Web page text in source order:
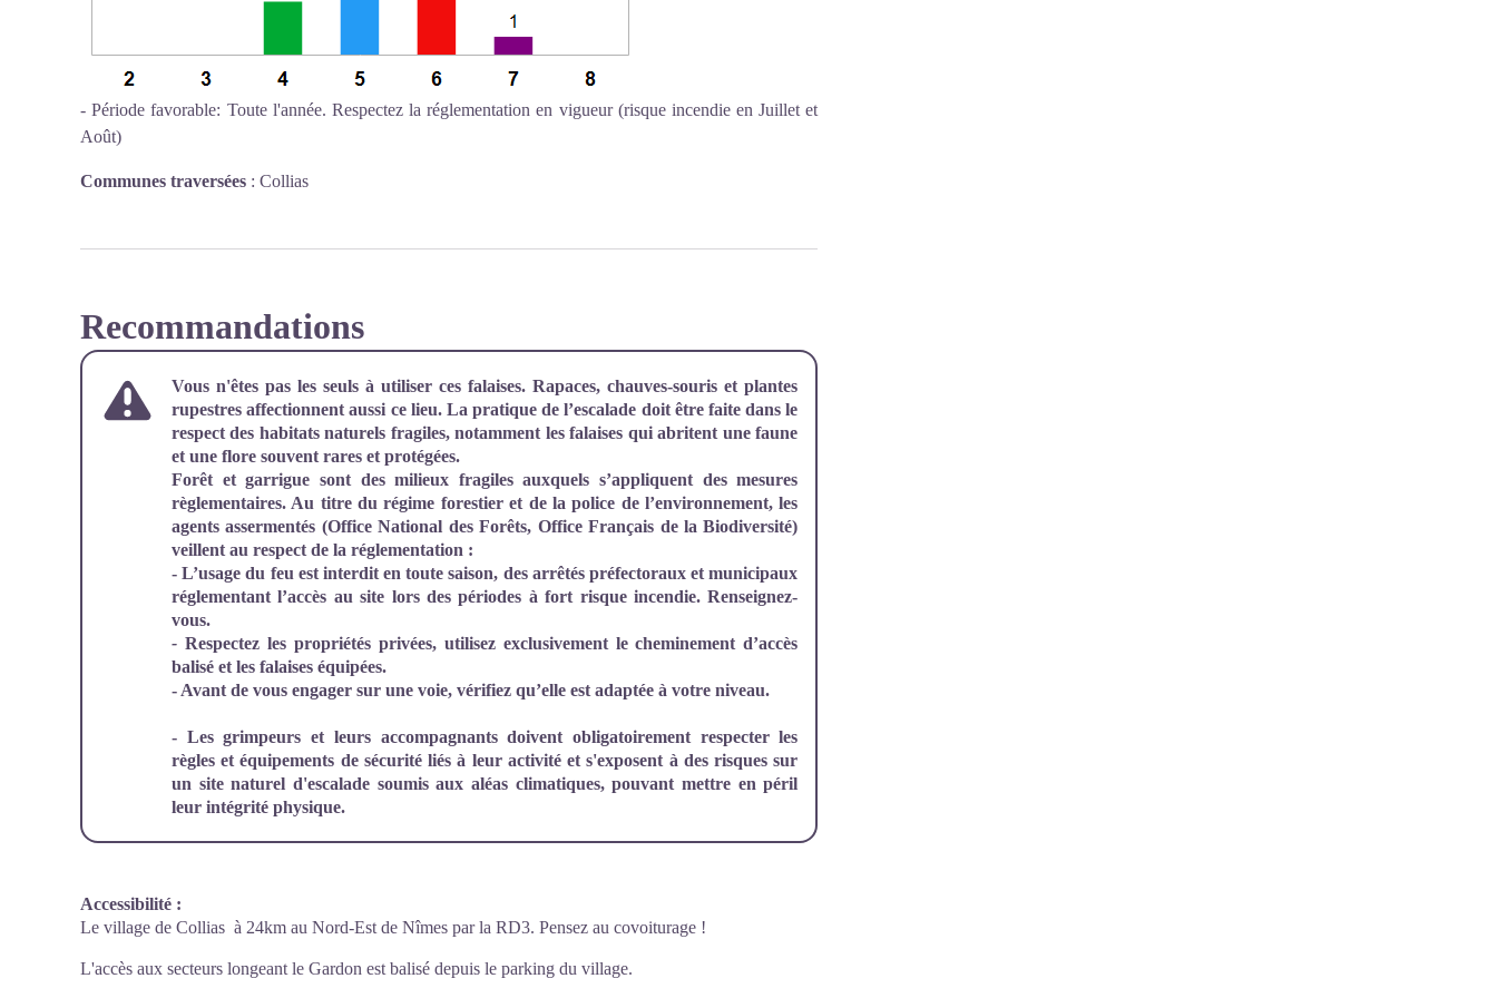
- Période favorable: Toute l'année. Respectez la réglementation en vigueur (risque incendie en Juillet et
Août)
Communes traversées : Collias
Recommandations
Vous n'êtes pas les seuls à utiliser ces falaises. Rapaces, chauves-souris et plantes
rupestres affectionnent aussi ce lieu. La pratique de l’escalade doit être faite dans le
respect des habitats naturels fragiles, notamment les falaises qui abritent une faune
et une flore souvent rares et protégées.
Forêt et garrigue sont des milieux fragiles auxquels s’appliquent des mesures
règlementaires. Au titre du régime forestier et de la police de l’environnement, les
agents assermentés (Office National des Forêts, Office Français de la Biodiversité)
veillent au respect de la réglementation :
- L’usage du feu est interdit en toute saison, des arrêtés préfectoraux et municipaux
réglementant l’accès au site lors des périodes à fort risque incendie. Renseignez-
vous.
- Respectez les propriétés privées, utilisez exclusivement le cheminement d’accès
balisé et les falaises équipées.
- Avant de vous engager sur une voie, vérifiez qu’elle est adaptée à votre niveau.
- Les grimpeurs et leurs accompagnants doivent obligatoirement respecter les
règles et équipements de sécurité liés à leur activité et s'exposent à des risques sur
un site naturel d'escalade soumis aux aléas climatiques, pouvant mettre en péril
leur intégrité physique.
Accessibilité :
Le village de Collias à 24km au Nord-Est de Nîmes par la RD3. Pensez au covoiturage !
L'accès aux secteurs longeant le Gardon est balisé depuis le parking du village.